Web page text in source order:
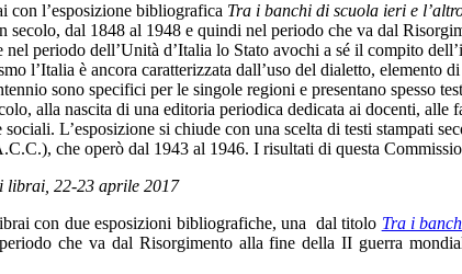
con l’esposizione bibliografica Tra i banchi di scuola ieri e
secolo, dal 1848 al 1948 e quindi nel periodo che va dal
periodo dell’Unità d’Italia lo Stato avochi a sé il compito
l’Italia è ancora caratterizzata dall’uso del dialetto,
sono specifici per le singole regioni e presentano spesso
alla nascita di una editoria periodica dedicata ai docenti,
L’esposizione si chiude con una scelta di testi stampati
che operò dal 1943 al 1946. I risultati di questa
librai, 22-23 aprile 2017
con due esposizioni bibliografiche, una dal titolo Tra i
che va dal Risorgimento alla fine della II guerra